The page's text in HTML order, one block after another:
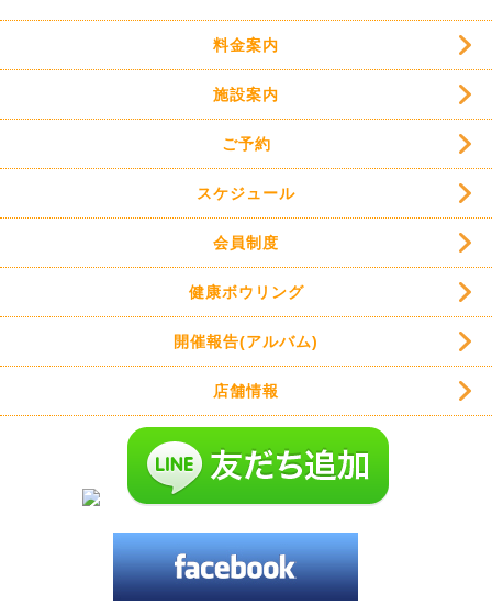
料金案内
施設案内
ご予約
スケジュール
会員制度
健康ボウリング
開催報告(アルバム)
店舗情報